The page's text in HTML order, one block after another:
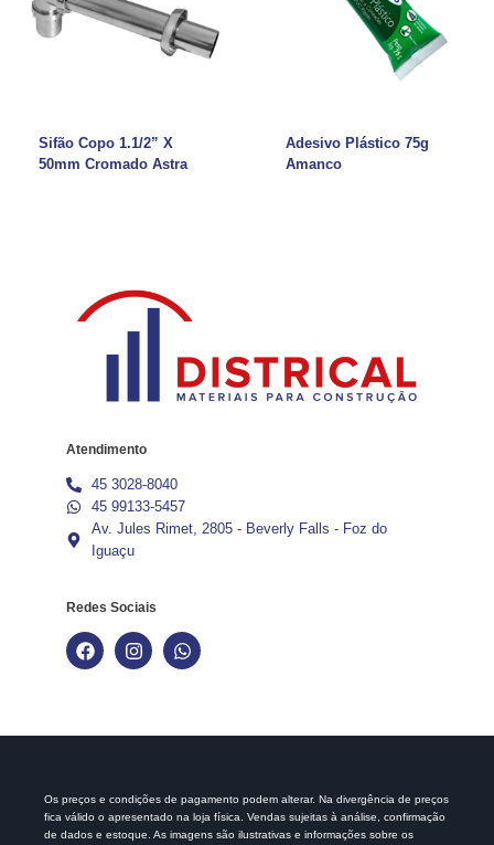
Sifão Copo 1.1/2” X
50mm Cromado Astra
Adesivo Plástico 75g
Amanco
Atendimento
45 3028-8040
45 99133-5457
Av. Jules Rimet, 2805 - Beverly Falls - Foz do
Iguaçu
Redes Sociais
Os preços e condições de pagamento podem alterar. Na divergência de preços
fica válido o apresentado na loja física. Vendas sujeitas à análise, confirmação
de dados e estoque. As imagens são ilustrativas e informações sobre os